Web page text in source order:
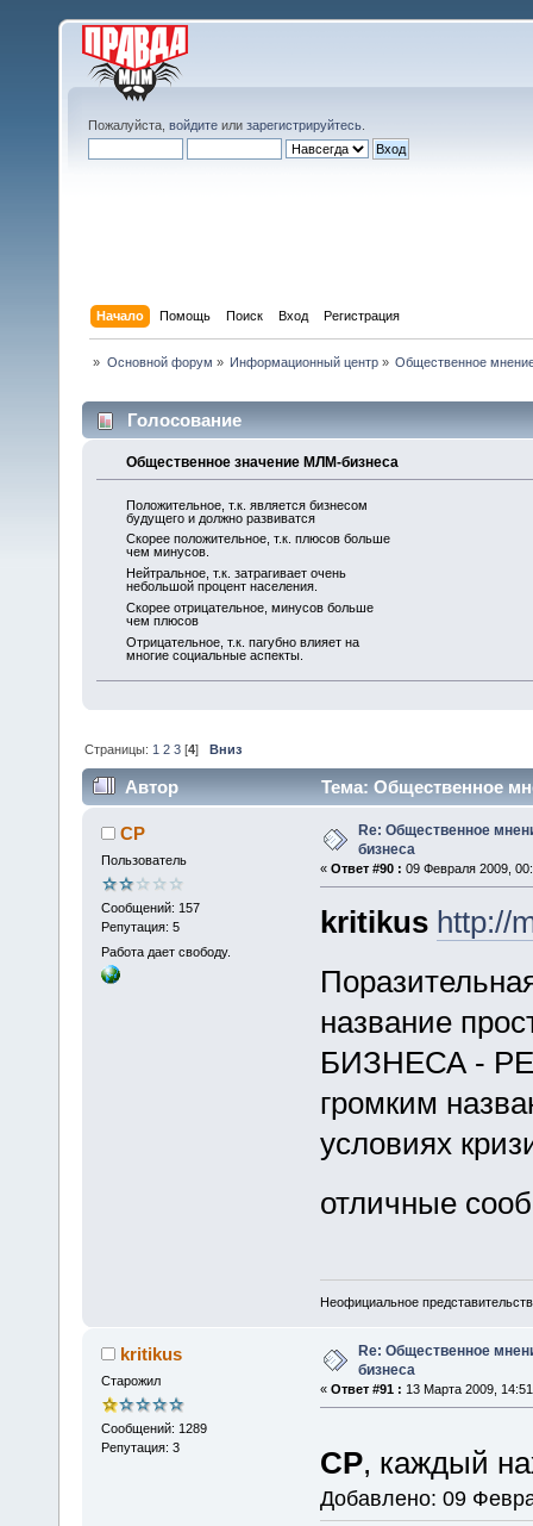
Пожалуйста, войдите или зарегистрируйтесь
Начало Помощь Поиск Вход Регистрация
» Основной форум » Информационный центр» Общественное
Голосование
Общественное значение МЛМ-бизнеса
Положительное, т.к. является бизнесом
будущего и должно развиватся
Скорее положительное, т.к. плюсов больше
чем минусов.
Нейтральное, т.к. затрагивает очень
небольшой процент населения.
Скорее отрицательное, минусов больше
чем плюсов
Отрицательное, т.к. пагубно влияет на
многие социальные аспекты.
Страницы: 1 2 3 [4]Вниз
Автор Тема: Общественное
CP
Пользователь
Сообщений: 157
Репутация: 5
Работа дает свободу.
Re: Общественное
бизнеса
« Ответ #90 : 09 Февраля 2009,
kritikus http://
название
БИЗНЕСА -
громким
условиях
отличные
Неофициальное
kritikus
Старожил
Сообщений: 1289
Репутация: 3
Re: Общественное
бизнеса
« Ответ #91 : 13 Марта 2009,
CP, каждый
Добавлено: 09